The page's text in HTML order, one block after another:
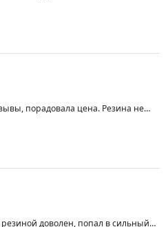
порадовала цена. Резина не
Хотел заказ ещё пару, не
доволен, попал в сильный